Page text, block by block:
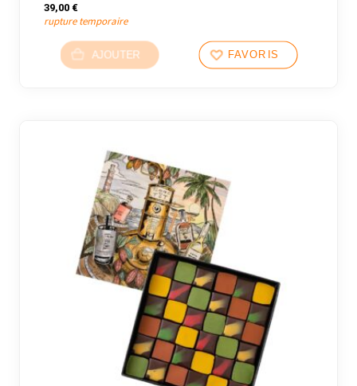
39,00 €
rupture temporaire
AJOUTER FAVORIS